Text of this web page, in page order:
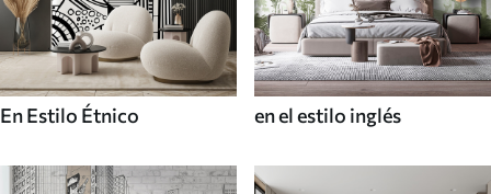
En Estilo Étnico en el estilo inglés